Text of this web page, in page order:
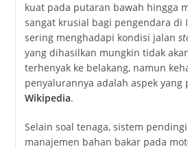
kuat pada putaran bawah hingga
sangat krusial bagi pengendara di
sering menghadapi kondisi jalan
yang dihasilkan mungkin tidak
terhenyak ke belakang, namun
penyalurannya adalah aspek yang
Wikipedia.
Selain soal tenaga, sistem
manajemen bahan bakar pada